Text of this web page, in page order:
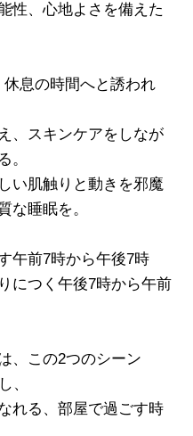
性、心地よさを備えた
息の時間へと誘われ
、スキンケアをしなが
。
い肌触りと動きを邪魔
な睡眠を。
午前7時から午後7時
につく午後7時から午前
、この2つのシーン
、
れる、部屋で過ごす時